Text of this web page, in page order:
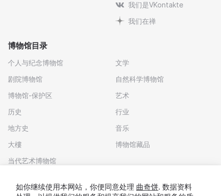
我们是VKontakte
我们在禅
博物馆目录
个人与纪念博物馆
剧院博物馆
博物馆-保护区
历史
地方史
大樓
当代艺术博物馆
文学
自然科学博物馆
艺术
行业
音乐
博物馆藏品
如你继续使用本网站，你便同意处理 曲奇饼. 数据资料